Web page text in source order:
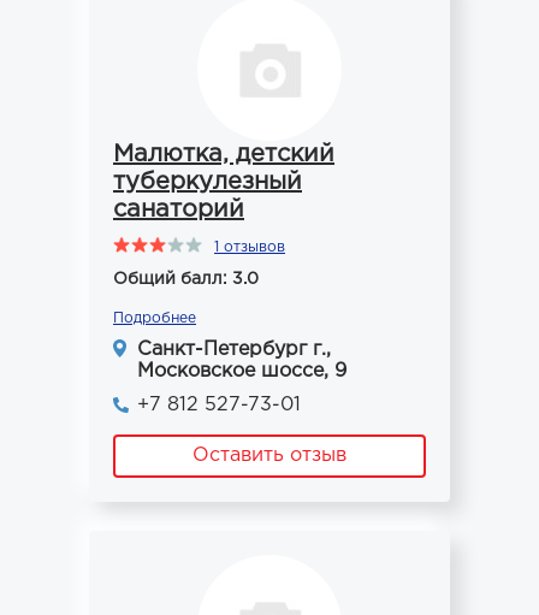
Малютка, детский
туберкулезный
санаторий
1 отзывов
Общий балл: 3.0
Подробнее
Санкт-Петербург г.,
Московское шоссе, 9
+7 812 527-73-01
Оставить отзыв